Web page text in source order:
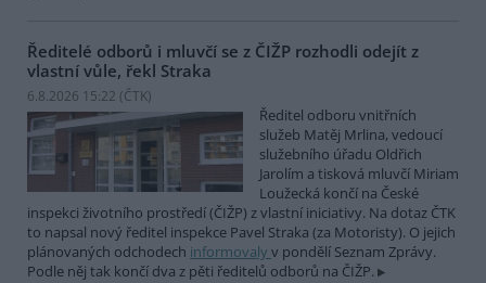
Ředitelé odborů i mluvčí se z ČIŽP rozhodli odejít z
vlastní vůle, řekl Straka
6.8.2026 15:22 (ČTK)
Ředitel odboru vnitřních
služeb Matěj Mrlina, vedoucí
služebního úřadu Oldřich
Jarolím a tisková mluvčí Miriam
Loužecká končí na České
inspekci životního prostředí (ČIŽP) z vlastní iniciativy. Na dotaz ČTK
to napsal nový ředitel inspekce Pavel Straka (za Motoristy). O jejich
plánovaných odchodech informovaly v pondělí Seznam Zprávy.
Podle něj tak končí dva z pěti ředitelů odborů na ČIŽP.